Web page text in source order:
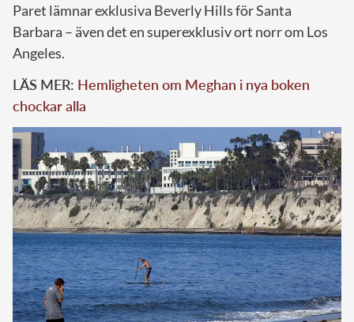
Paret lämnar exklusiva Beverly Hills för Santa
Barbara – även det en superexklusiv ort norr om Los
Angeles.
LÄS MER: Hemligheten om Meghan i nya boken
chockar alla